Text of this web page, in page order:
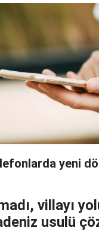
yeni
villayı
usulü